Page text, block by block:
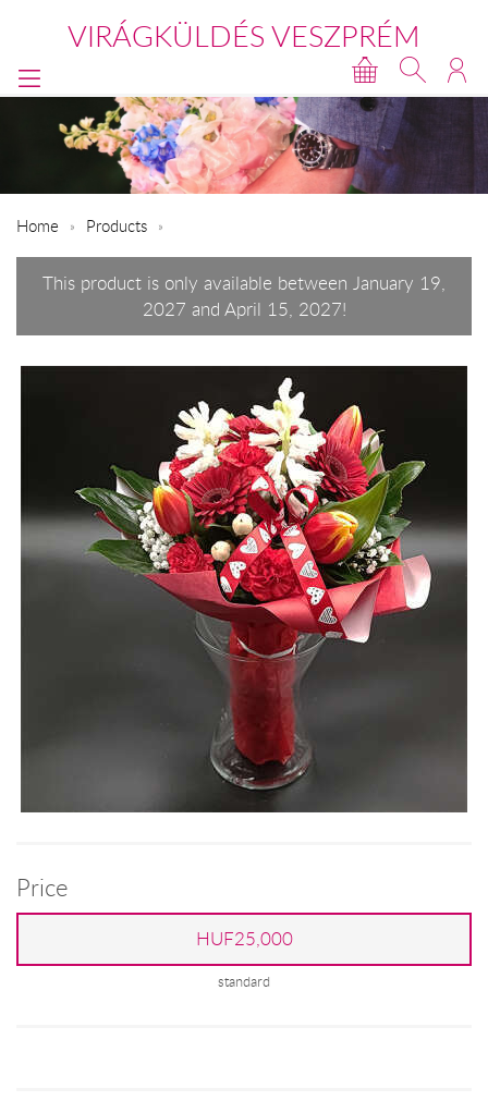
VIRÁGKÜLDÉS VESZPRÉM
Home Products
This product is only available between January 19,
2027 and April 15, 2027!
Price
HUF25,000
standard